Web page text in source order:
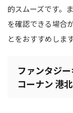
的スムーズです。
を確認できる場合
とをおすすめします
ファンタジ
コーナン 港